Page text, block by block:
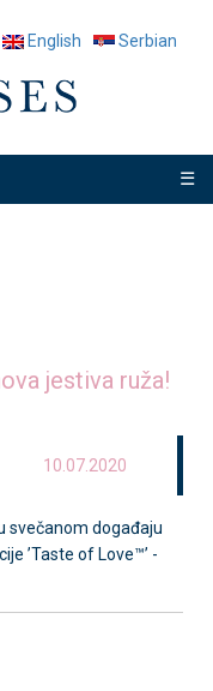
English Serbian
☰
jestiva ruža!
10.07.2020
svečanom događaju
’Taste of Love™’ -